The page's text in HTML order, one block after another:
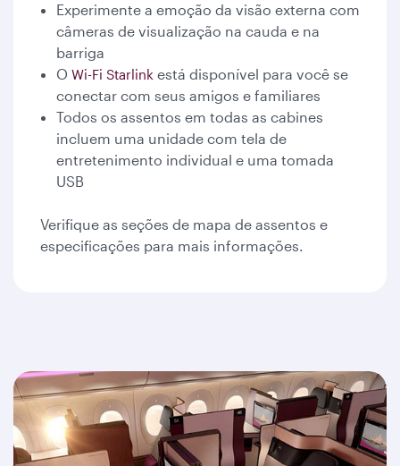
Experimente a emoção da visão externa com
câmeras de visualização na cauda e na
barriga
O Wi-Fi Starlink está disponível para você se
conectar com seus amigos e familiares
Todos os assentos em todas as cabines
incluem uma unidade com tela de
entretenimento individual e uma tomada
USB
Verifique as seções de mapa de assentos e
especificações para mais informações.